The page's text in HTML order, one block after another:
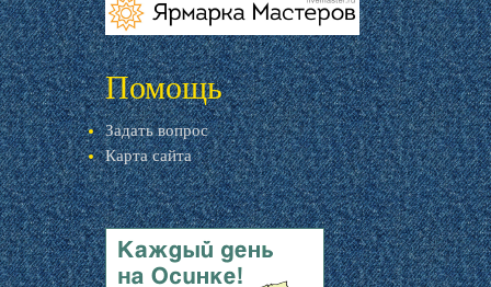
livemaster.ru
Помощь
Задать вопрос
Карта сайта